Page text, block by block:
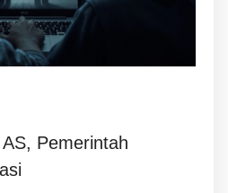
Pemerintah